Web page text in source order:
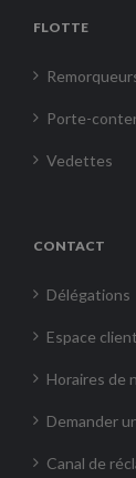
FLOTTE
Porte-
Vedettes
CONTACT
Délégations
Espace
Horaires de
Demander
Canal de